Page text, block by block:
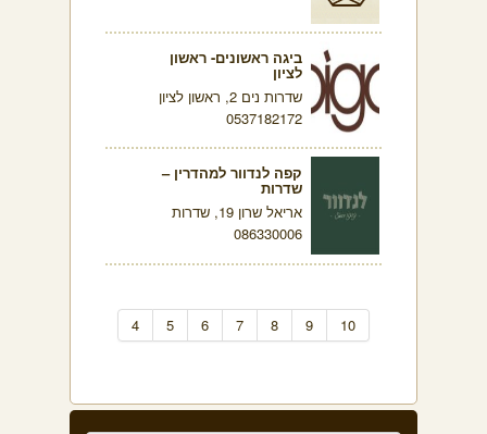
ביגה ראשונים- ראשון
לציון
שדרות נים 2, ראשון לציון
0537182172
קפה לנדוור למהדרין –
שדרות
אריאל שרון 19, שדרות
086330006
4 5 6 7 8 9 10